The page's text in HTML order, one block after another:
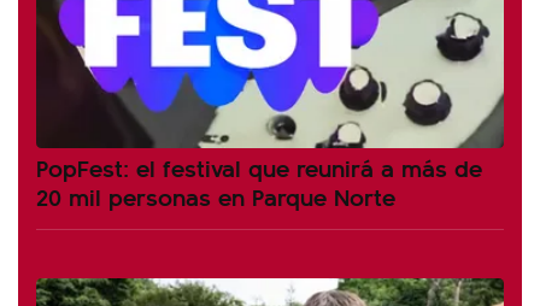
PopFest: el festival que reunirá a más de
20 mil personas en Parque Norte